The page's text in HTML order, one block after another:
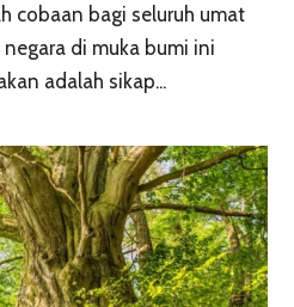
cobaan bagi seluruh umat
di muka bumi ini
adalah sikap...